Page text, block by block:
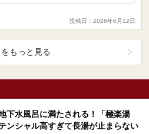
投稿日：2026年6月12日
もっと見る
下水風呂に満たされる！「極楽湯
ンシャル高すぎて長湯が止まらない